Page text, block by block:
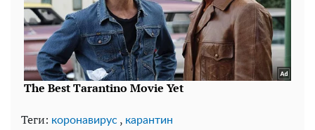
Теги: коронавирус , карантин